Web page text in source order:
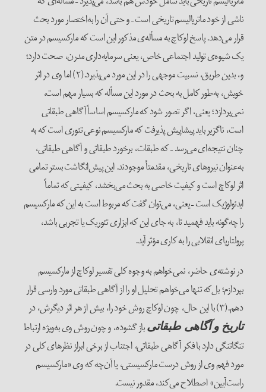
ناشی از خود ماتریالیسم تاریخی است – و حتی آن را به‌اختصار مورد بحث
قرار می‌دهد. پاسخ لوکاچ به مسأله‌‌ی مذکور این است که مارکسیسم در متن
یک شیوه‌ی تولید اجتماعی خاص، یعنی سرمایه‌داری مدرن، صحت دارد؛
و، بدین طریق، نسبیت موجهی را در این مورد می‌پذیرد.(۲) اما وی در اثر
خویش، به‌طور کامل به بحث در مورد این مسأله که بسیار مهم است،
نمی‌پردازد؛ یعنی، اگر تصور شود که مارکسیسم اساساً آگاهی طبقاتی
است، ناگزیر باید پیشاپیش پذیرفت که مارکسیسم نوعی تئوری است که به
چنان نتیجه‌ای می‌رسد – که طبقات، برخورد طبقاتی و آگاهی طبقاتی،
به‌عنوان نیروهای تاریخی، مقدمتاً موجودند. این پیش‌انگاشت بستر تمامی
اثر لوکاچ است و کیفیت خاصی به بحث می‌بخشد، کیفیتی که تماماً
ایدئولوژیک است – یعنی، می‌توان گفت که مربوط است به این که مارکسیسم
را چه‌گونه باید فهمید تا، به جای این که ابزاری تئوریک یا تجربی باشد،
پرولتاریای انقلابی را به کاری مؤثر آید.
در نوشته‌ی حاضر، نمی‌خواهم به وجوه کلی تفسیر لوکاچ از مارکسیسم
بپردازم؛ بل‌که تنها می‌خواهم تحلیل او را از آگاهی طبقاتی مورد وارسی قرار
دهم.(۳) با این حال، چون لوکاچ روش خود را، بیش‌ از هر اثر دیگرش، در
تاریخ و آگاهی طبقاتیباز ‌گشوده، و چون روش وی به‌ویژه ارتباط
تنگاتنگی دارد با فکر آگاهی طبقاتی، اجتناب از برخی ابراز نظرهای کلی در
مورد فهم وی از روش درست مارکسیستی، یا آن‌چه که وی «مارکسیسم
راست‌آیین» اصطلاح می‌کند، مقدور نیست.